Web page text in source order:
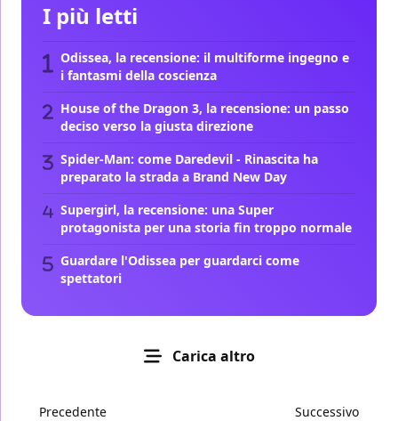
I più letti
Odissea, la recensione: il multiforme ingegno e
i fantasmi della coscienza
House of the Dragon 3, la recensione: un passo
deciso verso la giusta direzione
Spider-Man: come Daredevil - Rinascita ha
preparato la strada a Brand New Day
Supergirl, la recensione: una Super
protagonista per una storia fin troppo normale
Guardare l'Odissea per guardarci come
spettatori
Carica altro
Precedente Successivo